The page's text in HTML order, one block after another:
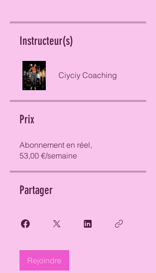
Instructeur(s)
Ciyciy Coaching
Prix
Abonnement en réel,
53,00 €/semaine
Partager
Rejoindre